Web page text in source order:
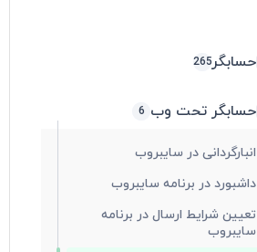
حسابگر265
حسابگر تحت وب 6
انبارگردانی در سایبروب
داشبورد در برنامه سایبروب
تعیین شرایط ارسال در برنامه
سایبروب